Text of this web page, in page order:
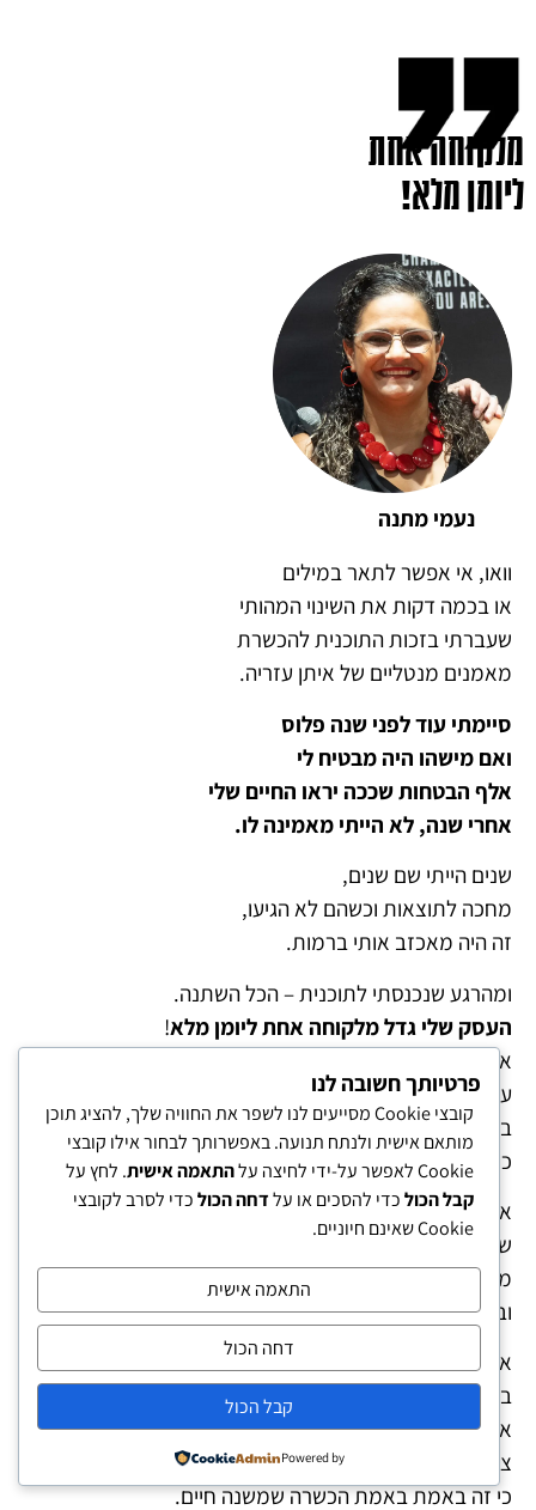
מלקוחה אחת
ליומן מלא!
נעמי מתנה
וואו, אי אפשר לתאר במילים
או בכמה דקות את השינוי המהותי
שעברתי בזכות התוכנית להכשרת
מאמנים מנטליים של איתן עזריה.
סיימתי עוד לפני שנה פלוס
ואם מישהו היה מבטיח לי
אלף הבטחות שככה יראו החיים שלי
אחרי שנה, לא הייתי מאמינה לו.
שנים הייתי שם שנים,
מחכה לתוצאות וכשהם לא הגיעו,
זה היה מאכזב אותי ברמות.
ומהרגע שנכנסתי לתוכנית – הכל השתנה.
העסק שלי גדל מלקוחה אחת ליומן מלא!
אני לגמרי מאמינה בשליחות שלי ובמקום שלי.
עשיתי שינויים שלא חלמתי לעשות
בעשר שנים הקרובות,
כי הבנתי שהכל מתחיל ונגמר בי.
אני מודה לגמרי לכל אחת ואחד מהצוות שם,
שעזר לי להבין מי אני,
מה אני רוצה להיות
ובזכות העבודה העמוקה והמנטלית שעשיתי שם, הכל קרה.
אני מאמינה שכל אחד,
בלי קשר למקצוע שלו,
אם הוא עצמאי או לא עצמאי,
צריך לעבור את ההכשרה הזאת,
כי זה באמת באמת הכשרה שמשנה חיים.
פרטיותך חשובה לנו
קובצי Cookie מסייעים לנו לשפר את החוויה שלך, להציג תוכן
מותאם אישית ולנתח תנועה. באפשרותך לבחור אילו קובצי
Cookie לאפשר על-ידי לחיצה על
התאמה אישית. לחץ על
קבל הכולכדי להסכים או עלדחה הכולכדי לסרב לקובצי
Cookie שאינם חיוניים.
התאמה אישית
דחה הכול
קבל הכול
Powered by